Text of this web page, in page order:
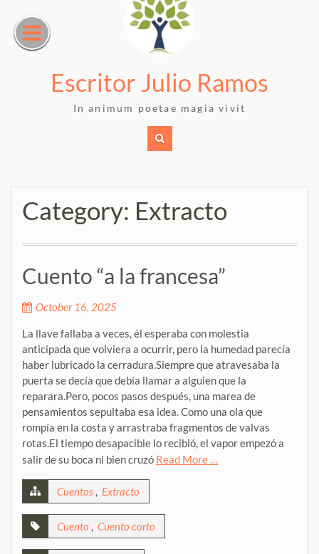
content
Escritor Julio Ramos
In animum poetae magia vivit
Category: Extracto
Cuento “a la francesa”
October 16, 2025
La llave fallaba a veces, él esperaba con molestia
anticipada que volviera a ocurrir, pero la humedad parecía
haber lubricado la cerradura.Siempre que atravesaba la
puerta se decía que debía llamar a alguien que la
reparara.Pero, pocos pasos después, una marea de
pensamientos sepultaba esa idea. Como una ola que
rompía en la costa y arrastraba fragmentos de valvas
rotas.El tiempo desapacible lo recibió, el vapor empezó a
salir de su boca ni bien cruzó Read More …
Cuentos , Extracto
Cuento , Cuento corto